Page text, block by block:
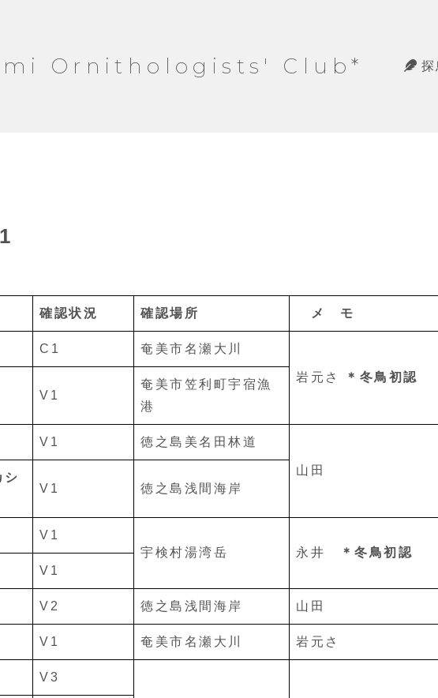
Ornithologists' Club*
確認状況 確認場所 メ モ
C1 奄美市名瀬大川
岩元さ ＊冬鳥初認
V1
奄美市笠利町宇宿漁
港
V1 徳之島美名田林道
山田
シ
V1 徳之島浅間海岸
V1
宇検村湯湾岳
永井
＊冬鳥初認
V1
V2 徳之島浅間海岸 山田
V1 奄美市名瀬大川 岩元さ
V3